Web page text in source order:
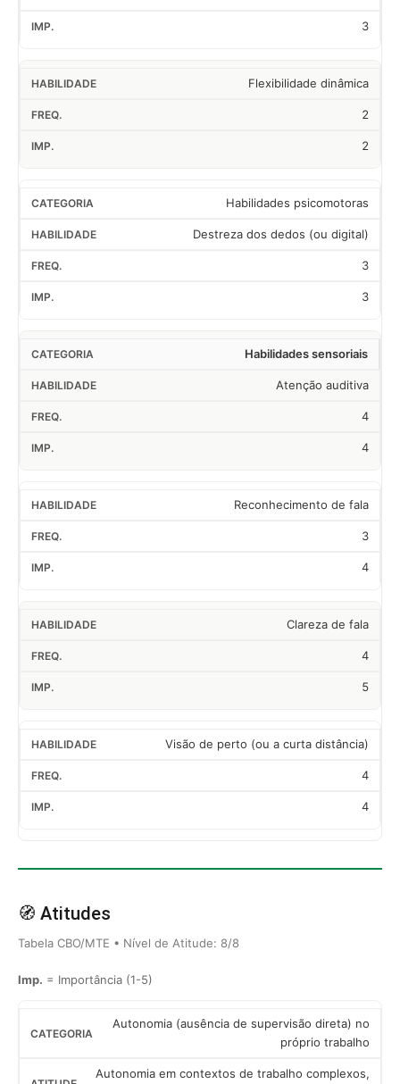
3
Flexibilidade dinâmica
2
2
Habilidades psicomotoras
Destreza dos dedos (ou digital)
3
3
Habilidades sensoriais
Atenção auditiva
4
4
Reconhecimento de fala
3
4
Clareza de fala
4
5
Visão de perto (ou a curta distância)
4
4
🧭 Atitudes
Tabela CBO/MTE • Nível de Atitude: 8/8
Imp. = Importância (1-5)
Autonomia (ausência de supervisão direta) no
próprio trabalho
Autonomia em contextos de trabalho complexos,